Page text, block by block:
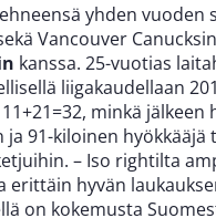
yhden vuoden
Vancouver Canucksin
kanssa. 25-vuotias
liigakaudellaan
minkä jälkeen
91-kiloinen hyökkääjä
– Iso rightilta
erittäin hyvän
on kokemusta